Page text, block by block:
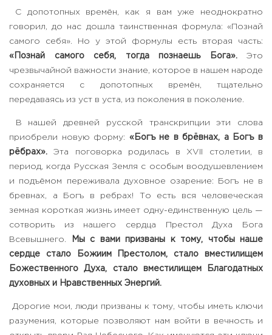
С допотопных времён, как я вам уже неоднократно
говорил, до нас дошла таинственная формула: «Познай
самого себя». Но у этой формулы есть вторая часть:
«Познай самого себя, тогда познаешь Бога».Это
чрезвычайной важности знание, которое в нашем народе
сохраняется с допотопных времён, тщательно
передаваясь из уст в уста, из поколения в поколение.
В нашей древней русской транскрипции эти слова
приобрели новую форму: «Богъ не в брёвнах, а Богъ в
рёбрах». Эта поговорка родилась в XVII столетии, в
период, когда Русская Земля с особым воодушевлением
и подъёмом переживала духовное озарение: Богъ не в
бревнах, а Богъ в ребрах! То есть вся человеческая
земная короткая жизнь имеет одну-единственную цель —
сотворить из нашего сердца Престол Духа Бога
Всевышнего.
Мы с вами призваны к тому, чтобы наше
сердце стало Божиим Престолом, стало вместилищем
Божественного Духа, стало вместилищем Благодатных
духовных и Нравственных Энергий.
Дорогие мои, люди призваны к тому, чтобы иметь ключи
разумения, которые позволяют нам войти в вечность и